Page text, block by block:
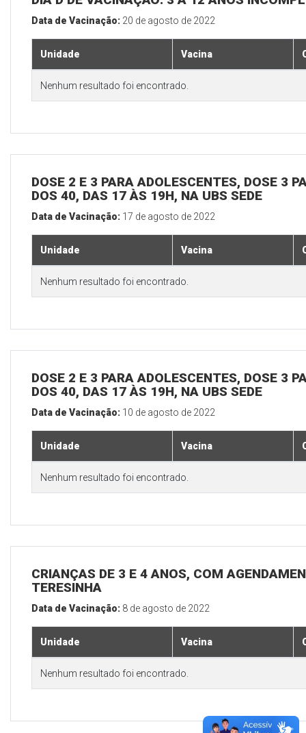
Data de Vacinação: 20 de agosto de 2022
Unidade Vacina
Nenhum resultado foi encontrado.
DOSE 2 E 3 PARA ADOLESCENTES, DOSE 3
DOS 40, DAS 17 ÀS 19H, NA UBS SEDE
Data de Vacinação: 17 de agosto de 2022
Unidade Vacina
Nenhum resultado foi encontrado.
DOSE 2 E 3 PARA ADOLESCENTES, DOSE 3
DOS 40, DAS 17 ÀS 19H, NA UBS SEDE
Data de Vacinação: 10 de agosto de 2022
Unidade Vacina
Nenhum resultado foi encontrado.
CRIANÇAS DE 3 E 4 ANOS, COM
TERESINHA
Data de Vacinação: 8 de agosto de 2022
Unidade Vacina
Nenhum resultado foi encontrado.